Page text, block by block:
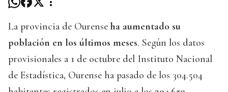
La provincia de Ourense ha aumentado su
población en los últimos meses. Según los datos
provisionales a 1 de octubre del Instituto Nacional
de Estadística, Ourense ha pasado de los 304.504